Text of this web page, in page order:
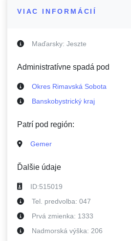
VIAC INFORMÁCIÍ
Maďarsky: Jeszte
Administratívne spadá pod
Okres Rimavská Sobota
Banskobystrický kraj
Patrí pod región:
Gemer
Ďalšie údaje
ID:515019
Tel. predvolba: 047
Prvá zmienka: 1333
Nadmorská výška: 206